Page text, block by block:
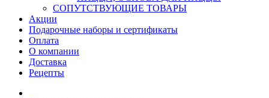
СОПУТСТВУЮЩИЕ ТОВАРЫ
Акции
Подарочные наборы и сертификаты
Оплата
О компании
Доставка
Рецепты